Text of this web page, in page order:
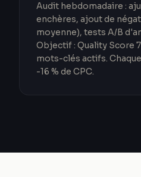
Audit hebdomadaire :
enchères, ajout de
moyenne), tests A/B
Objectif : Quality Score
mots-clés actifs.
-16 % de CPC.